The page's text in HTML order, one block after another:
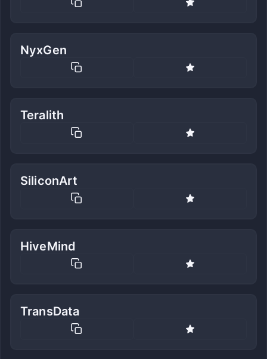
NyxGen
Teralith
SiliconArt
HiveMind
TransData